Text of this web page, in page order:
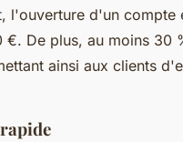
l'ouverture d'un compte
€. De plus, au moins 30
ainsi aux clients